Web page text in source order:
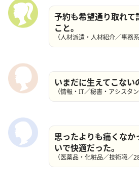
予約も希望通り取れて
こと。
（人材派遣・人材紹介／事務
いまだに生えてこない
（情報・IT／秘書・アシスタ
思ったよりも痛くなか
いで快適だった。
（医薬品・化粧品／技術職／28